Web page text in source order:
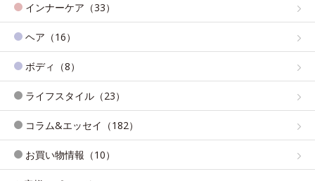
インナーケア（33）
ヘア（16）
ボディ（8）
ライフスタイル（23）
コラム&エッセイ（182）
お買い物情報（10）